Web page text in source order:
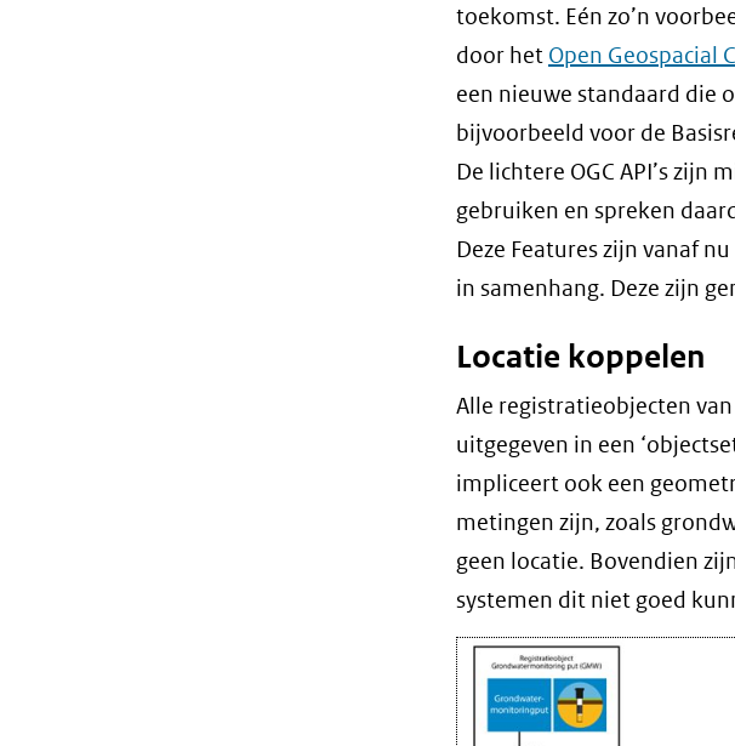
toekomst. Eén zo’n
door het Open Geospacial
een nieuwe standaard die
bijvoorbeeld voor de
De lichtere OGC API’s zijn
gebruiken en spreken
Deze Features zijn vanaf
in samenhang. Deze zijn
Locatie koppelen
Alle registratieobjecten
uitgegeven in een
impliceert ook een
metingen zijn, zoals
geen locatie. Bovendien
systemen dit niet goed